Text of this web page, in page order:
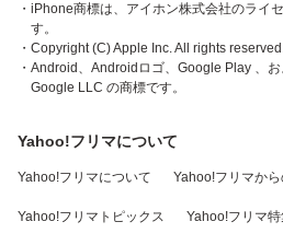
・iPhone商標は、アイホン株式会社のライ
す。
・Copyright (C) Apple Inc. All rights
・Android、Androidロゴ、Google Play 、お
Google LLC の商標です。
Yahoo!フリマについて
Yahoo!フリマについて Yahoo!フリマか
Yahoo!フリマトピックス Yahoo!フリマ